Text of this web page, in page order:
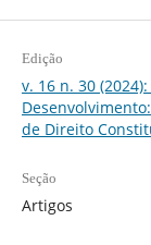
Edição
v. 16 n. 30
de Direito
Seção
Artigos